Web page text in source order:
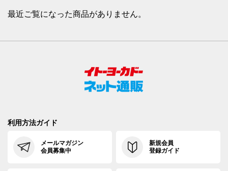
最近ご覧になった商品がありません。
利用方法ガイド
メールマガジン
会員募集中
新規会員
登録ガイド